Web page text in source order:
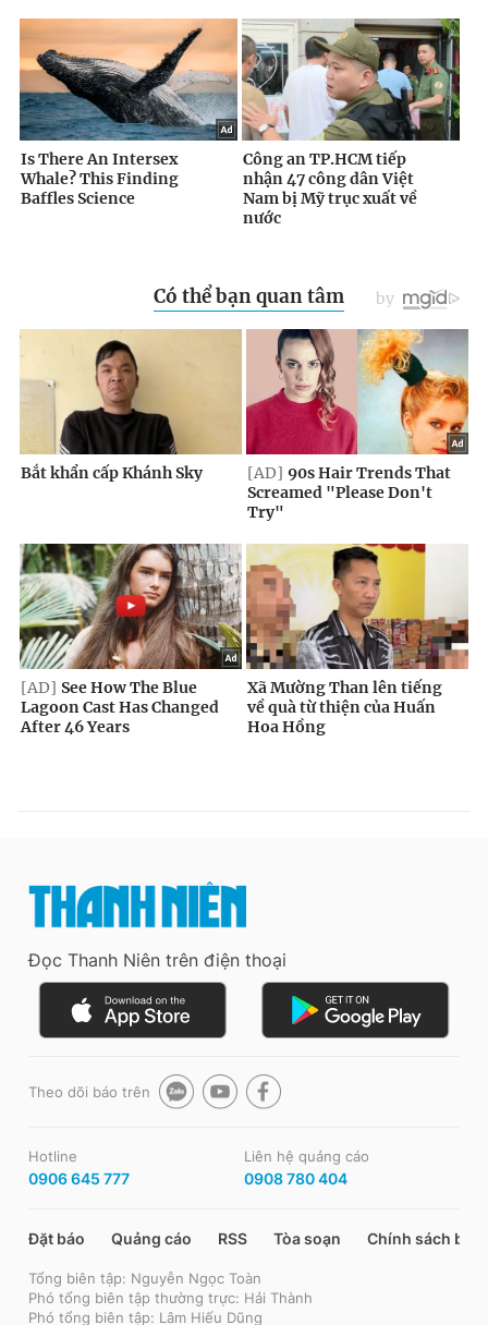
Đọc Thanh Niên trên điện thoại
Theo dõi báo trên
Hotline
0906 645 777
Liên hệ quảng cáo
0908 780 404
Đặt báo Quảng cáo RSS Tòa soạn Chính sách bảo
Tổng biên tập: Nguyễn Ngọc Toàn
Phó tổng biên tập thường trực: Hải Thành
Phó tổng biên tập: Lâm Hiếu Dũng